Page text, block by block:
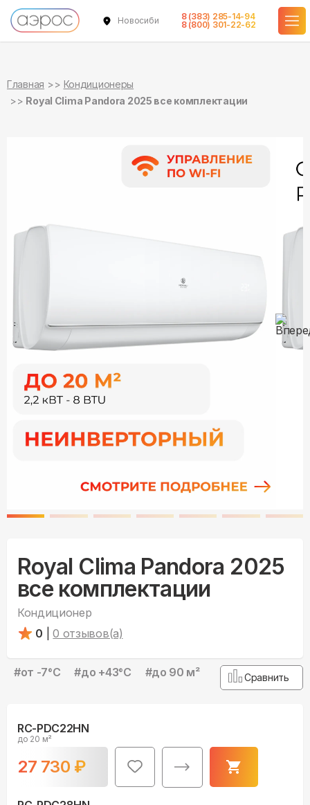
Новосибирск
8 (383) 285-14-94
8 (800) 301-22-62
Главная
Кондиционеры
Royal Clima Pandora 2025 все комплектации
Royal Clima Pandora 2025
все комплектации
Кондиционер
0
0 отзывов(а)
#от -7°С #до +43°С #до 90 м² Сравнить
RC-PDC22HN
до 20 м²
27 730 ₽
в наличии
в наличии
в наличии
в наличии
в наличии
в наличии